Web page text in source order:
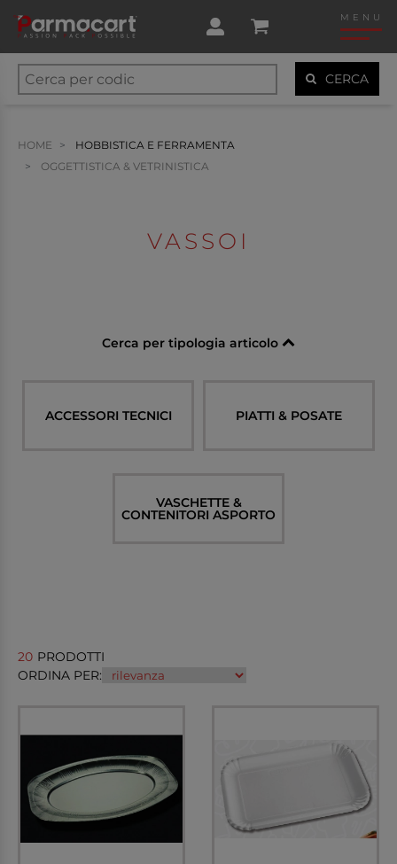
MENU
CERCA
HOME
HOBBISTICA E FERRAMENTA
OGGETTISTICA & VETRINISTICA
VASSOI
Cerca per tipologia articolo
ACCESSORI TECNICI PIATTI & POSATE
VASCHETTE &
CONTENITORI ASPORTO
20 PRODOTTI
ORDINA PER: